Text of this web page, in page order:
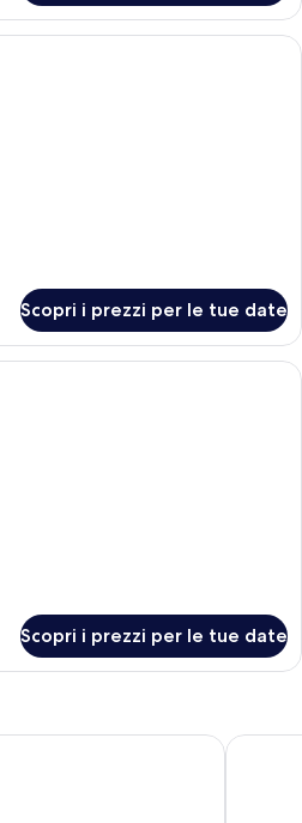
Un soggiorno moderno con divano,
Scopri i prezzi per le tue date
Una camera d'albergo moderna con
Scopri i prezzi per le tue date
Clayton